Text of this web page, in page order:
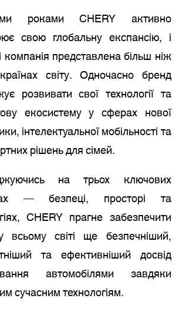
роками CHERY активно
свою глобальну експансію, і
компанія представлена більш ніж
світу. Одночасно бренд
розвивати свої технології та
екосистему у сферах нової
інтелектуальної мобільності та
рішень для сімей.
на трьох ключових
— безпеці, просторі та
CHERY прагне забезпечити
всьому світі ще безпечніший,
та ефективніший досвід
автомобілями завдяки
сучасним технологіям.